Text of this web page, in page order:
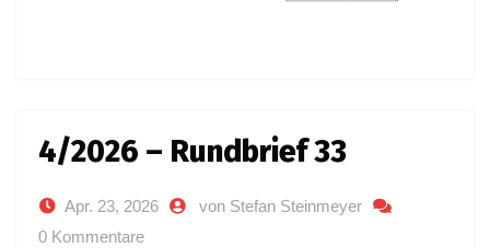
4/2026 – Rundbrief 33
Apr. 23, 2026
von Stefan Steinmeyer
0 Kommentare